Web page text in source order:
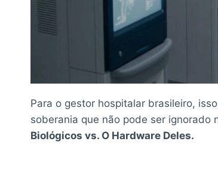
Para o gestor hospitalar brasileiro,
soberania que não pode ser ignorado
Biológicos vs. O Hardware Deles.